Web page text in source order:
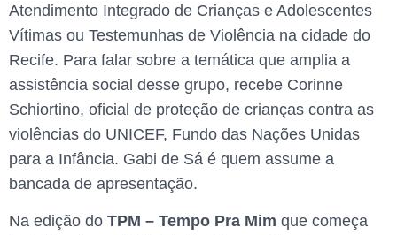
Atendimento Integrado de Crianças e Adolescentes
Vítimas ou Testemunhas de Violência na cidade do
Recife. Para falar sobre a temática que amplia a
assistência social desse grupo, recebe Corinne
Schiortino, oficial de proteção de crianças contra as
violências do UNICEF, Fundo das Nações Unidas
para a Infância. Gabi de Sá é quem assume a
bancada de apresentação.
Na edição do TPM – Tempo Pra Mim que começa